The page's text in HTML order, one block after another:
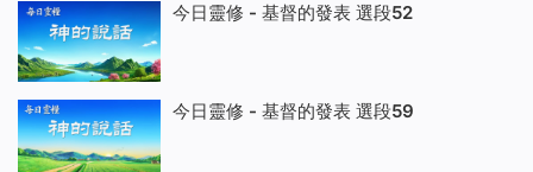
今日靈修 - 基督的發表 選段52
今日靈修 - 基督的發表 選段59